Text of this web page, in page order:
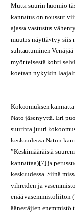
Mutta suurin huomio
kannatus on noussut
ajassa vastustus
muutos näyttäytyy siis
suhtautuminen
myönteisestä kohti
koetaan nykyisin
Kokoomuksen
Nato-jäsenyyttä. Eri
suurinta juuri
keskuudessa Naton
”Keskimääräistä
kannattaa)[7] ja
keskuudessa. Siinä
vihreiden ja
enää vasemmistoliiton
äänestäjien